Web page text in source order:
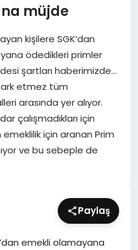
müjde
kişilere SGK’dan
ödedikleri primler
şartları haberimizde…
etmez tüm
arasında yer alıyor.
çalışmadıkları için
için aranan Prim
ve bu sebeple de
Paylaş